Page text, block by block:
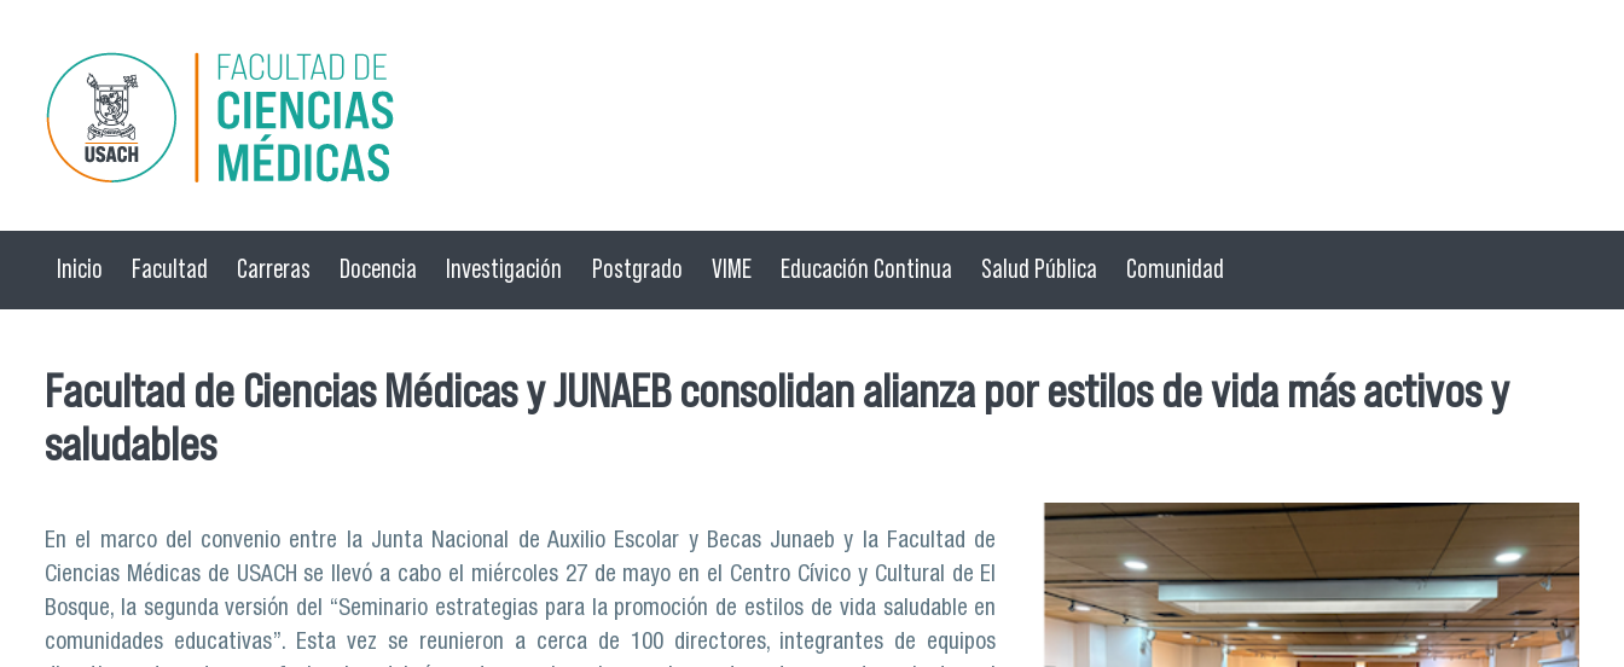
Pasar al contenido principal
Inicio Facultad Carreras Docencia Investigación Postgrado VIME Educación Continua Salud Pública Comunidad
Facultad de Ciencias Médicas y JUNAEB consolidan alianza por estilos de vida más activos y
saludables
En el marco del convenio entre la Junta Nacional de Auxilio Escolar y Becas Junaeb y la Facultad de
Ciencias Médicas de USACH se llevó a cabo el miércoles 27 de mayo en el Centro Cívico y Cultural de El
Bosque, la segunda versión del “Seminario estrategias para la promoción de estilos de vida saludable en
comunidades educativas”. Esta vez se reunieron a cerca de 100 directores, integrantes de equipos